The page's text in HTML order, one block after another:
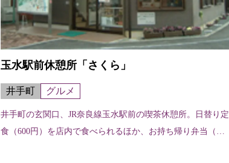
玉水駅前休憩所「さくら」
井手町 グルメ
井手町の玄関口、JR奈良線玉水駅前の喫茶休憩所。日替り定
食（600円）を店内で食べられるほか、お持ち帰り弁当（当